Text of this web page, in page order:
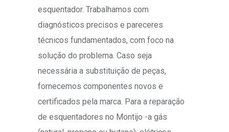
esquentador. Trabalhamos com
diagnósticos precisos e pareceres
técnicos fundamentados, com foco na
solução do problema. Caso seja
necessária a substituição de peças,
fornecemos componentes novos e
certificados pela marca. Para a reparação
de esquentadores no Montijo -a gás